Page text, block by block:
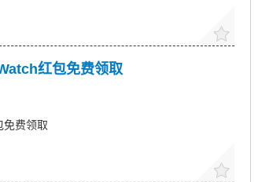
红包免费领取
免费领取